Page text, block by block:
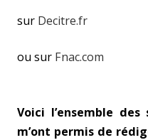
sur Decitre.fr
ou sur Fnac.com
Voici l’ensemble
m’ont permis de